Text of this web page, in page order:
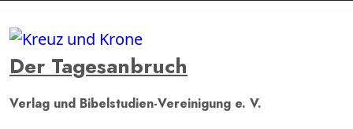
Inhalt
springen
Der Tagesanbruch
Verlag und Bibelstudien-Vereinigung e. V.